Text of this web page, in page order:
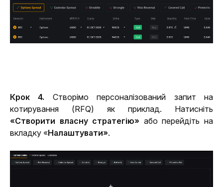
Крок 4. Створімо персоналізований запит на
«Створити власну стратегію» або перейдіть на
вкладку «Налаштувати».